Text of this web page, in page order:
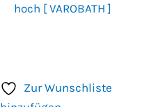
hoch [ VAROBATH ]
Zur Wunschliste